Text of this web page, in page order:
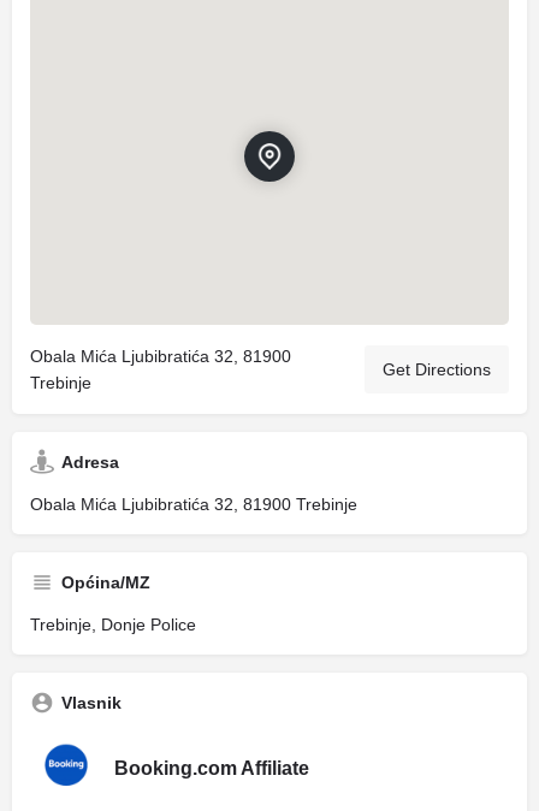
Obala Mića Ljubibratića 32, 81900
Trebinje
Get Directions
Adresa
Obala Mića Ljubibratića 32, 81900 Trebinje
Općina/MZ
Trebinje, Donje Police
Vlasnik
Booking.com Affiliate